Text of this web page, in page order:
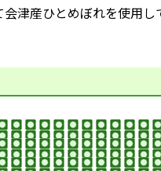
津産ひとめぼれを使用し